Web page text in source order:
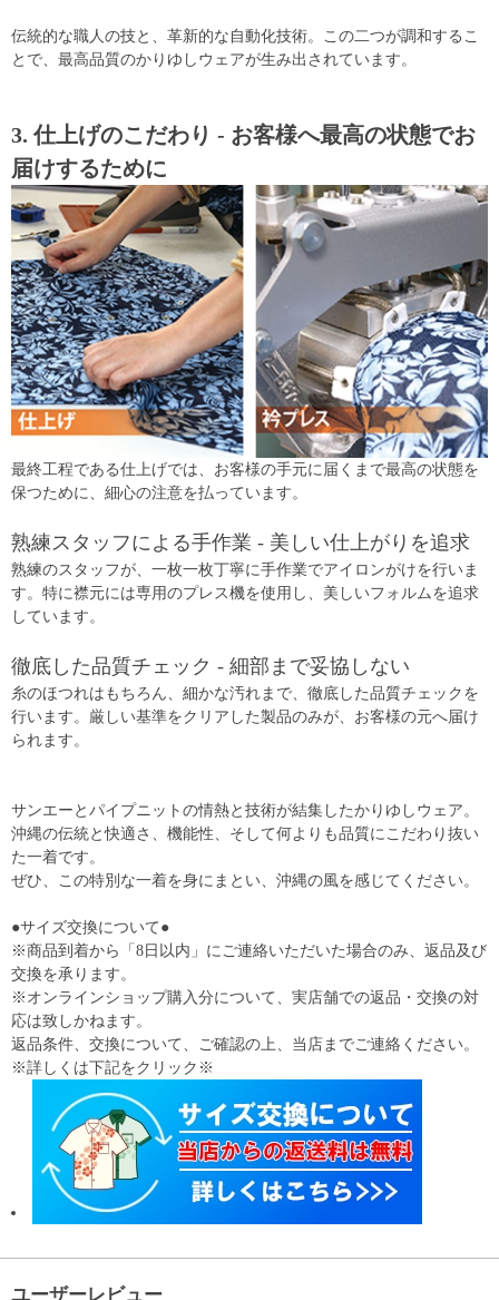
伝統的な職人の技と、革新的な自動化技術。この二つが調和するこ
とで、最高品質のかりゆしウェアが生み出されています。
3. 仕上げのこだわり - お客様へ最高の状態でお
届けするために
最終工程である仕上げでは、お客様の手元に届くまで最高の状態を
保つために、細心の注意を払っています。
熟練スタッフによる手作業 - 美しい仕上がりを追求
熟練のスタッフが、一枚一枚丁寧に手作業でアイロンがけを行いま
す。特に襟元には専用のプレス機を使用し、美しいフォルムを追求
しています。
徹底した品質チェック - 細部まで妥協しない
糸のほつれはもちろん、細かな汚れまで、徹底した品質チェックを
行います。厳しい基準をクリアした製品のみが、お客様の元へ届け
られます。
サンエーとパイプニットの情熱と技術が結集したかりゆしウェア。
沖縄の伝統と快適さ、機能性、そして何よりも品質にこだわり抜い
た一着です。
ぜひ、この特別な一着を身にまとい、沖縄の風を感じてください。
●サイズ交換について●
※商品到着から「8日以内」にご連絡いただいた場合のみ、返品及び
交換を承ります。
※オンラインショップ購入分について、実店舗での返品・交換の対
応は致しかねます。
返品条件、交換について、ご確認の上、当店までご連絡ください。
※詳しくは下記をクリック※
ユーザーレビュー